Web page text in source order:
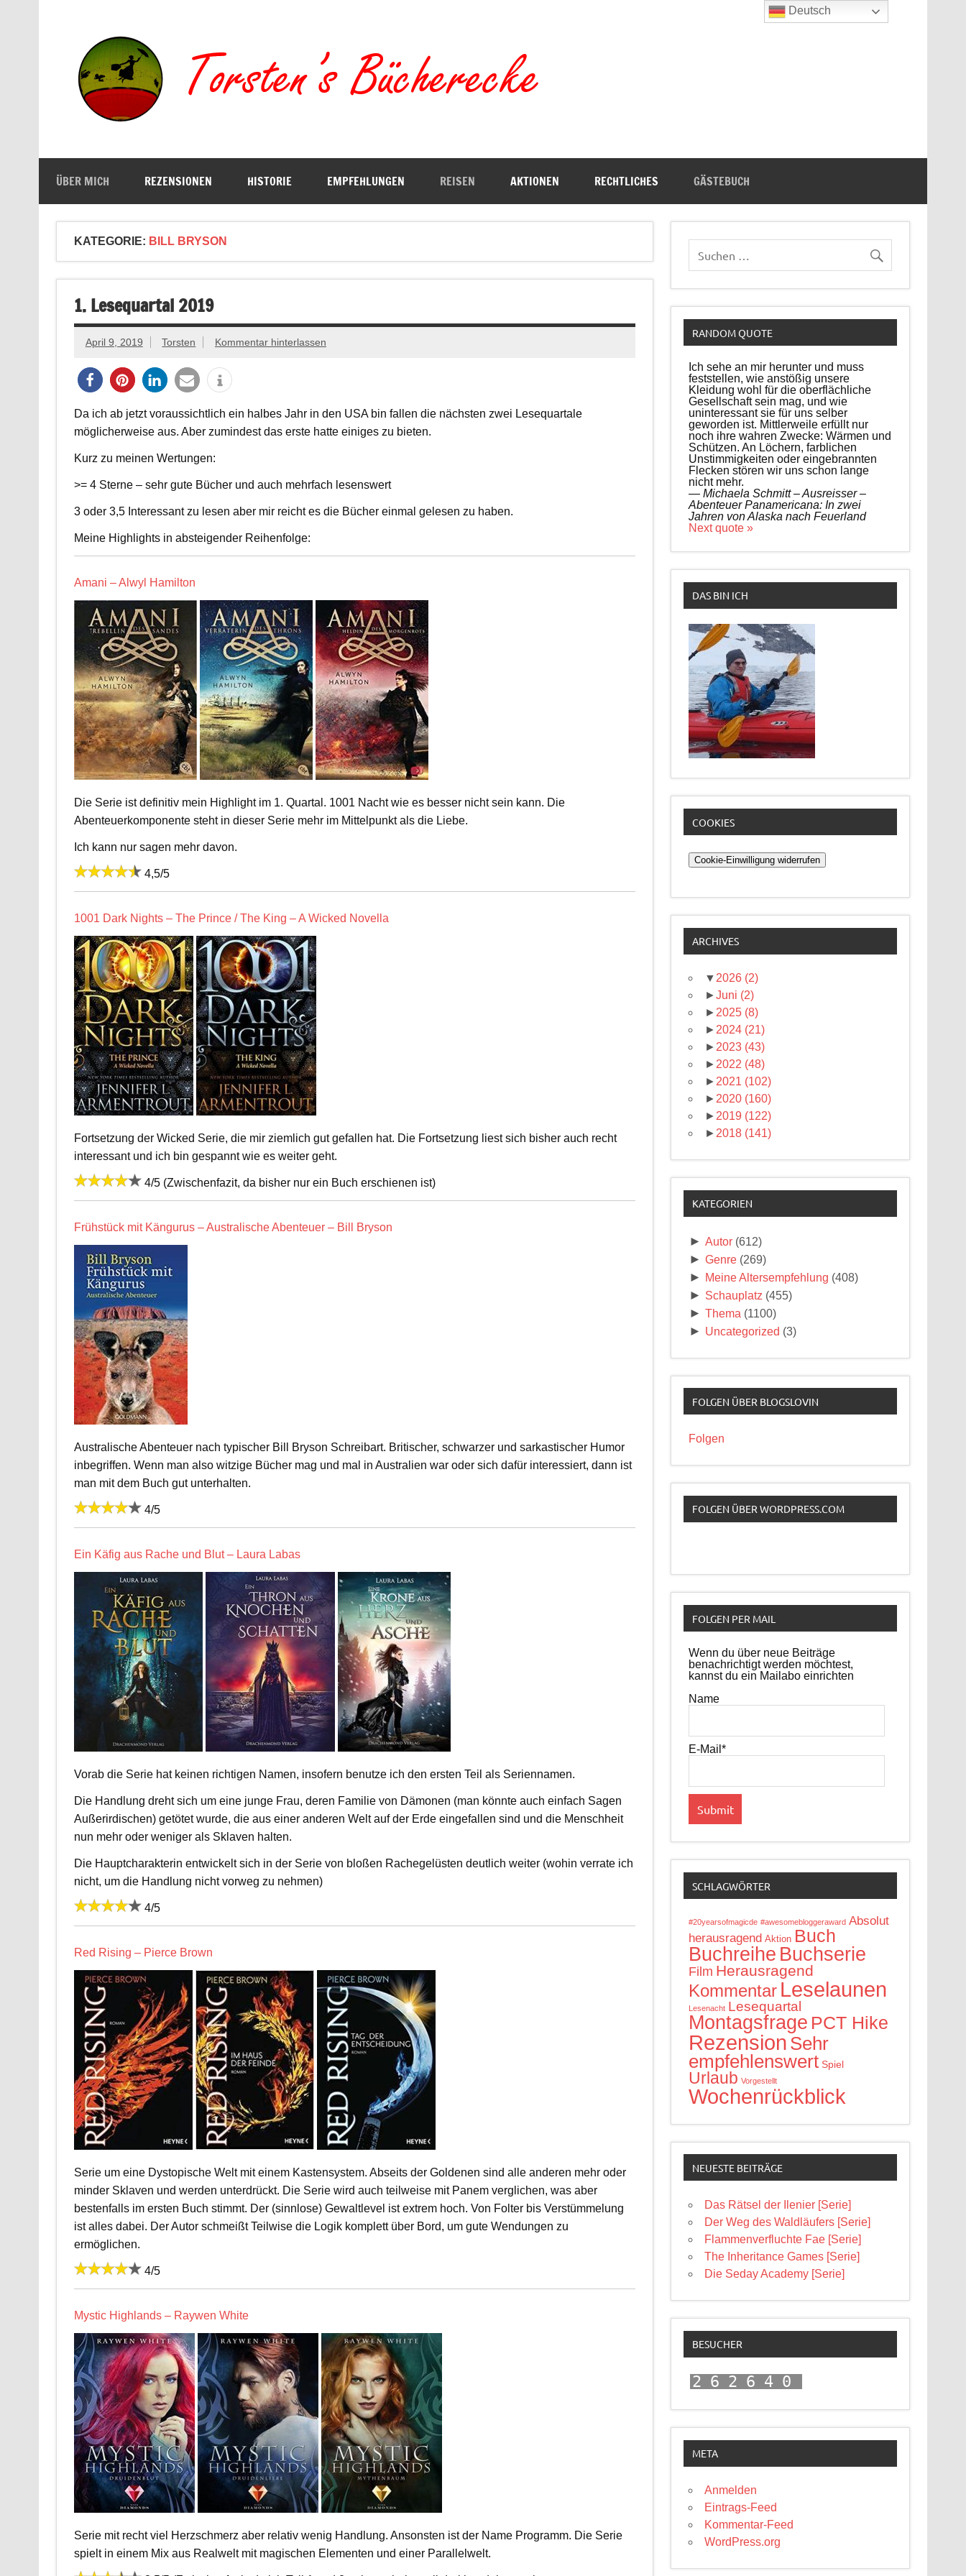
ÜBER MICH REZENSIONEN HISTORIE EMPFEHLUNGEN REISEN AKTIONEN RECHTLICHES GÄSTEBUCH
KATEGORIE: BILL BRYSON
1. Lesequartal 2019
April 9, 2019 Torsten Kommentar hinterlassen
Da ich ab jetzt voraussichtlich ein halbes Jahr in den USA bin fallen die nächsten zwei Lesequartale
möglicherweise aus. Aber zumindest das erste hatte einiges zu bieten.
Kurz zu meinen Wertungen:
>= 4 Sterne – sehr gute Bücher und auch mehrfach lesenswert
3 oder 3,5 Interessant zu lesen aber mir reicht es die Bücher einmal gelesen zu haben.
Meine Highlights in absteigender Reihenfolge:
Amani – Alwyl Hamilton
Die Serie ist definitiv mein Highlight im 1. Quartal. 1001 Nacht wie es besser nicht sein kann. Die
Abenteuerkomponente steht in dieser Serie mehr im Mittelpunkt als die Liebe.
Ich kann nur sagen mehr davon.
4,5/5
1001 Dark Nights – The Prince / The King – A Wicked Novella
Fortsetzung der Wicked Serie, die mir ziemlich gut gefallen hat. Die Fortsetzung liest sich bisher auch recht
interessant und ich bin gespannt wie es weiter geht.
4/5 (Zwischenfazit, da bisher nur ein Buch erschienen ist)
Frühstück mit Kängurus – Australische Abenteuer – Bill Bryson
Australische Abenteuer nach typischer Bill Bryson Schreibart. Britischer, schwarzer und sarkastischer Humor
inbegriffen. Wenn man also witzige Bücher mag und mal in Australien war oder sich dafür interessiert, dann ist
man mit dem Buch gut unterhalten.
4/5
Ein Käfig aus Rache und Blut – Laura Labas
Vorab die Serie hat keinen richtigen Namen, insofern benutze ich den ersten Teil als Seriennamen.
Die Handlung dreht sich um eine junge Frau, deren Familie von Dämonen (man könnte auch einfach Sagen
Außerirdischen) getötet wurde, die aus einer anderen Welt auf der Erde eingefallen sind und die Menschheit
nun mehr oder weniger als Sklaven halten.
Die Hauptcharakterin entwickelt sich in der Serie von bloßen Rachegelüsten deutlich weiter (wohin verrate ich
nicht, um die Handlung nicht vorweg zu nehmen)
4/5
Red Rising – Pierce Brown
Serie um eine Dystopische Welt mit einem Kastensystem. Abseits der Goldenen sind alle anderen mehr oder
minder Sklaven und werden unterdrückt. Die Serie wird auch teilweise mit Panem verglichen, was aber
bestenfalls im ersten Buch stimmt. Der (sinnlose) Gewaltlevel ist extrem hoch. Von Folter bis Verstümmelung
ist alles dabei. Der Autor schmeißt Teilwise die Logik komplett über Bord, um gute Wendungen zu
ermöglichen.
4/5
Mystic Highlands – Raywen White
Serie mit recht viel Herzschmerz aber relativ wenig Handlung. Ansonsten ist der Name Programm. Die Serie
spielt in einem Mix aus Realwelt mit magischen Elementen und einer Parallelwelt.
RANDOM QUOTE
Ich sehe an mir herunter und muss
feststellen, wie anstößig unsere
Kleidung wohl für die oberflächliche
Gesellschaft sein mag, und wie
uninteressant sie für uns selber
geworden ist. Mittlerweile erfüllt nur
noch ihre wahren Zwecke: Wärmen und
Schützen. An Löchern, farblichen
Unstimmigkeiten oder eingebrannten
Flecken stören wir uns schon lange
nicht mehr.
—Michaela Schmitt – Ausreisser –
Abenteuer Panamericana: In zwei
Jahren von Alaska nach Feuerland
Next quote »
DAS BIN ICH
COOKIES
Cookie-Einwilligung widerrufen
ARCHIVES
▼ 2026 (2)
►Juni (2)
► 2025 (8)
► 2024 (21)
► 2023 (43)
► 2022 (48)
► 2021 (102)
► 2020 (160)
► 2019 (122)
► 2018 (141)
KATEGORIEN
► Autor (612)
► Genre (269)
► Meine Altersempfehlung (408)
► Schauplatz (455)
► Thema (1100)
► Uncategorized (3)
FOLGEN ÜBER BLOGSLOVIN
Folgen
FOLGEN ÜBER WORDPRESS.COM
FOLGEN PER MAIL
Wenn du über neue Beiträge
benachrichtigt werden möchtest,
kannst du ein Mailabo einrichten
Name
E-Mail*
SCHLAGWÖRTER
#20yearsofmagicde #awesomebloggeraward Absolut
herausragend Aktion Buch
Buchreihe Buchserie
Film Herausragend
Kommentar Leselaunen
Lesenacht Lesequartal
Montagsfrage PCT Hike
Rezension Sehr
empfehlenswert Spiel
Urlaub Vorgestellt
Wochenrückblick
NEUESTE BEITRÄGE
Das Rätsel der Ilenier [Serie]
Der Weg des Waldläufers [Serie]
Flammenverfluchte Fae [Serie]
The Inheritance Games [Serie]
Die Seday Academy [Serie]
BESUCHER
262640
META
Anmelden
Eintrags-Feed
Kommentar-Feed
WordPress.org
Deutsch